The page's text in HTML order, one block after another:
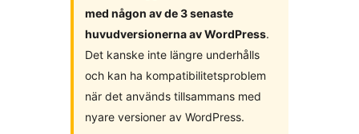
med någon av de 3 senaste
huvudversionerna av WordPress.
Det kanske inte längre underhålls
och kan ha kompatibilitetsproblem
när det används tillsammans med
nyare versioner av WordPress.